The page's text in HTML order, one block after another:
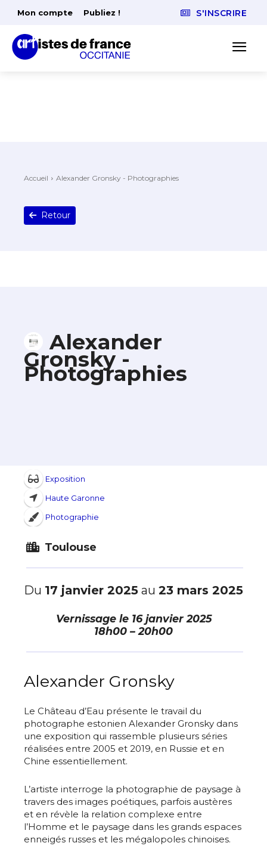
Mon compte Publiez ! S'INSCRIRE
Accueil Alexander Gronsky - Photographies
Retour
Alexander
Gronsky -
Photographies
Exposition
Haute Garonne
Photographie
Toulouse
Du 17 janvier 2025 au 23 mars 2025
Vernissage le 16 janvier 2025
18h00 – 20h00
Alexander Gronsky
Le Château d’Eau présente le travail du
photographe estonien Alexander Gronsky dans
une exposition qui rassemble plusieurs séries
réalisées entre 2005 et 2019, en Russie et en
Chine essentiellement.
L’artiste interroge la photographie de paysage à
travers des images poétiques, parfois austères
et en révèle la relation complexe entre
l’Homme et le paysage dans les grands espaces
enneigés russes et les mégalopoles chinoises.